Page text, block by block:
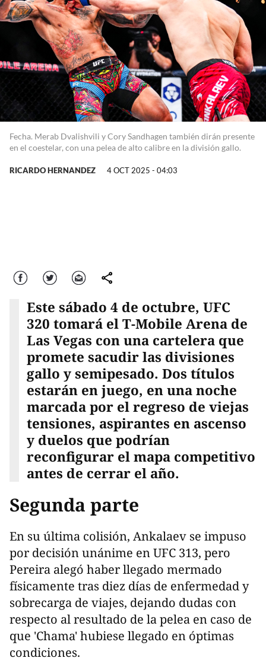
Fecha. Merab Dvalishvili y Cory Sandhagen también dirán presente
en el coestelar, con una pelea de alto calibre en la división gallo.
RICARDO HERNANDEZ 4 OCT 2025 - 04:03
Facebook Twitter Correo comparte
Este sábado 4 de octubre, UFC
320 tomará el T-Mobile Arena de
Las Vegas con una cartelera que
promete sacudir las divisiones
gallo y semipesado. Dos títulos
estarán en juego, en una noche
marcada por el regreso de viejas
tensiones, aspirantes en ascenso
y duelos que podrían
reconfigurar el mapa competitivo
antes de cerrar el año.
Segunda parte
En su última colisión, Ankalaev se impuso
por decisión unánime en UFC 313, pero
Pereira alegó haber llegado mermado
físicamente tras diez días de enfermedad y
sobrecarga de viajes, dejando dudas con
respecto al resultado de la pelea en caso de
que 'Chama' hubiese llegado en óptimas
condiciones.